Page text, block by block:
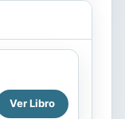
Ver Libro